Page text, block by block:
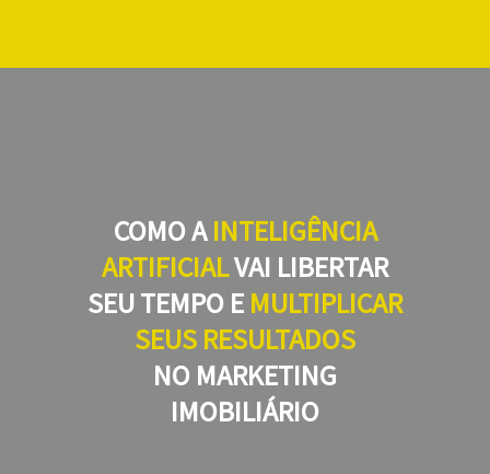
COMO AINTELIGÊNCIA
ARTIFICIALVAI LIBERTAR
SEU TEMPO E MULTIPLICAR
SEUS RESULTADOS
NO MARKETING
IMOBILIÁRIO